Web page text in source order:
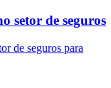
setor de seguros
de seguros para